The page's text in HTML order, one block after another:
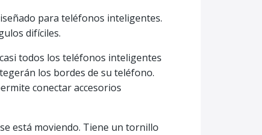
para teléfonos inteligentes.
difíciles.
todos los teléfonos inteligentes
los bordes de su teléfono.
conectar accesorios
está moviendo. Tiene un tornillo